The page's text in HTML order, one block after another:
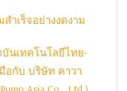
สำเร็จอย่างงดงาม
นเทคโนโลยีไทย-
อกับ บริษัท คาวา